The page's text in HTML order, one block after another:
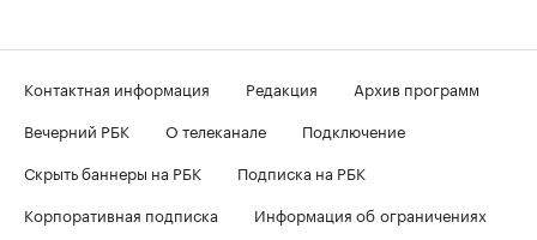
Контактная информация Редакция
Архив программ
Вечерний РБК
О телеканале
Подключение
Скрыть баннеры на РБК
Подписка на РБК
Корпоративная подписка
Информация об ограничениях